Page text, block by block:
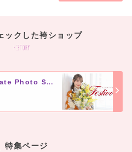
ックした袴ショップ
history
フェスティーボ Private Photo Studio Festivo
特集ページ